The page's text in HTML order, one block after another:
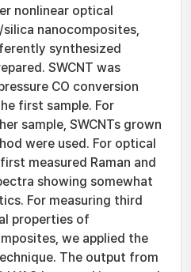
nonlinear optical
nanocomposites,
synthesized
SWCNT was
CO conversion
first sample. For
sample, SWCNTs grown
were used. For optical
measured Raman and
showing somewhat
For measuring third
properties of
we applied the
The output from